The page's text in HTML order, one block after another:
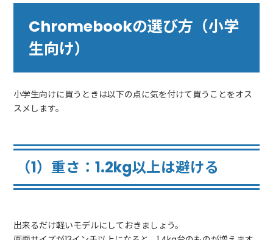
Chromebookの選び方（小学
生向け）
小学生向けに買うときは以下の点に気を付けて買うことをオス
スメします。
（1）重さ：1.2kg以上は避ける
出来るだけ軽いモデルにしておきましょう。